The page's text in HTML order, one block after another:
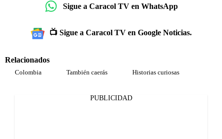
Sigue a Caracol TV en WhatsApp
📺 Sigue a Caracol TV en Google Noticias.
Relacionados
Colombia También caerás Historias curiosas
PUBLICIDAD